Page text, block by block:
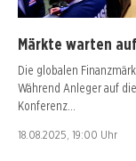
Märkte warten
Die globalen
Während Anleger auf
Konferenz…
18.08.2025, 19:00 Uhr